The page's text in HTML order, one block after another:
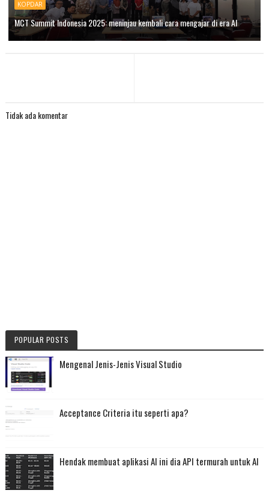
KOPDAR
MCT Summit Indonesia 2025: meninjau kembali cara mengajar di era AI
Tidak ada komentar
POPULAR POSTS
Mengenal Jenis-Jenis Visual Studio
Acceptance Criteria itu seperti apa?
Hendak membuat aplikasi AI ini dia API termurah untuk AI